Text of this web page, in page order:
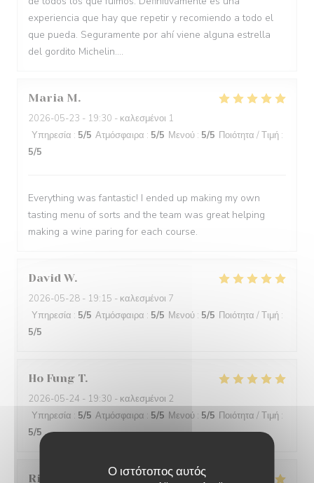
Ο ιστότοπος αυτός
experiencia que hay que repetir y recomiendo a todo el
que pueda. Seguramente por ahí viene alguna estrella
del gordito Michelin....
Maria M
2026-05-23 - 19:30 - καλεσμένοι 1
Υπηρεσία : 5/5 Ατμόσφαιρα : 5/5 Μενού : 5/5 Ποιότητα / Τιμή :
5/5
Everything was fantastic! I ended up making my own
tasting menu of sorts and the team was great helping
making a wine paring for each course.
David W
2026-05-28 - 19:15 - καλεσμένοι 7
Υπηρεσία : 5/5 Ατμόσφαιρα : 5/5 Μενού : 5/5 Ποιότητα / Τιμή :
5/5
Ho Fung T
2026-05-24 - 19:30 - καλεσμένοι 2
Υπηρεσία : 5/5 Ατμόσφαιρα : 5/5 Μενού : 5/5 Ποιότητα / Τιμή :
5/5
Riccardo